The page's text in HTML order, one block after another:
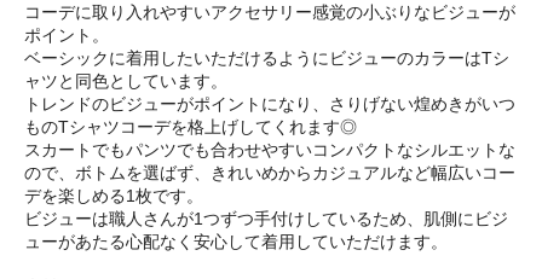
コーデに取り入れやすいアクセサリー感覚の小ぶりなビジューが
ポイント。
ベーシックに着用したいただけるようにビジューのカラーはTシ
ャツと同色としています。
トレンドのビジューがポイントになり、さりげない煌めきがいつ
ものTシャツコーデを格上げしてくれます◎
スカートでもパンツでも合わせやすいコンパクトなシルエットな
ので、ボトムを選ばず、きれいめからカジュアルなど幅広いコー
デを楽しめる1枚です。
ビジューは職人さんが1つずつ手付けしているため、肌側にビジ
ューがあたる心配なく安心して着用していただけます。